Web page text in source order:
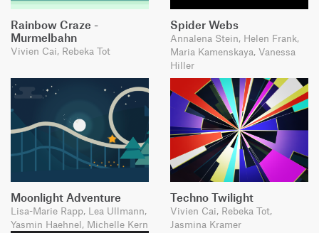
Rainbow Craze -
Murmelbahn
Vivien Cai, Rebeka Tot
Spider Webs
Annalena Stein, Helen Frank,
Maria Kamenskaya, Vanessa
Hiller
Moonlight Adventure
Lisa-Marie Rapp, Lea Ullmann,
Yasmin Haehnel, Michelle Kern
Techno Twilight
Vivien Cai, Rebeka Tot,
Jasmina Kramer